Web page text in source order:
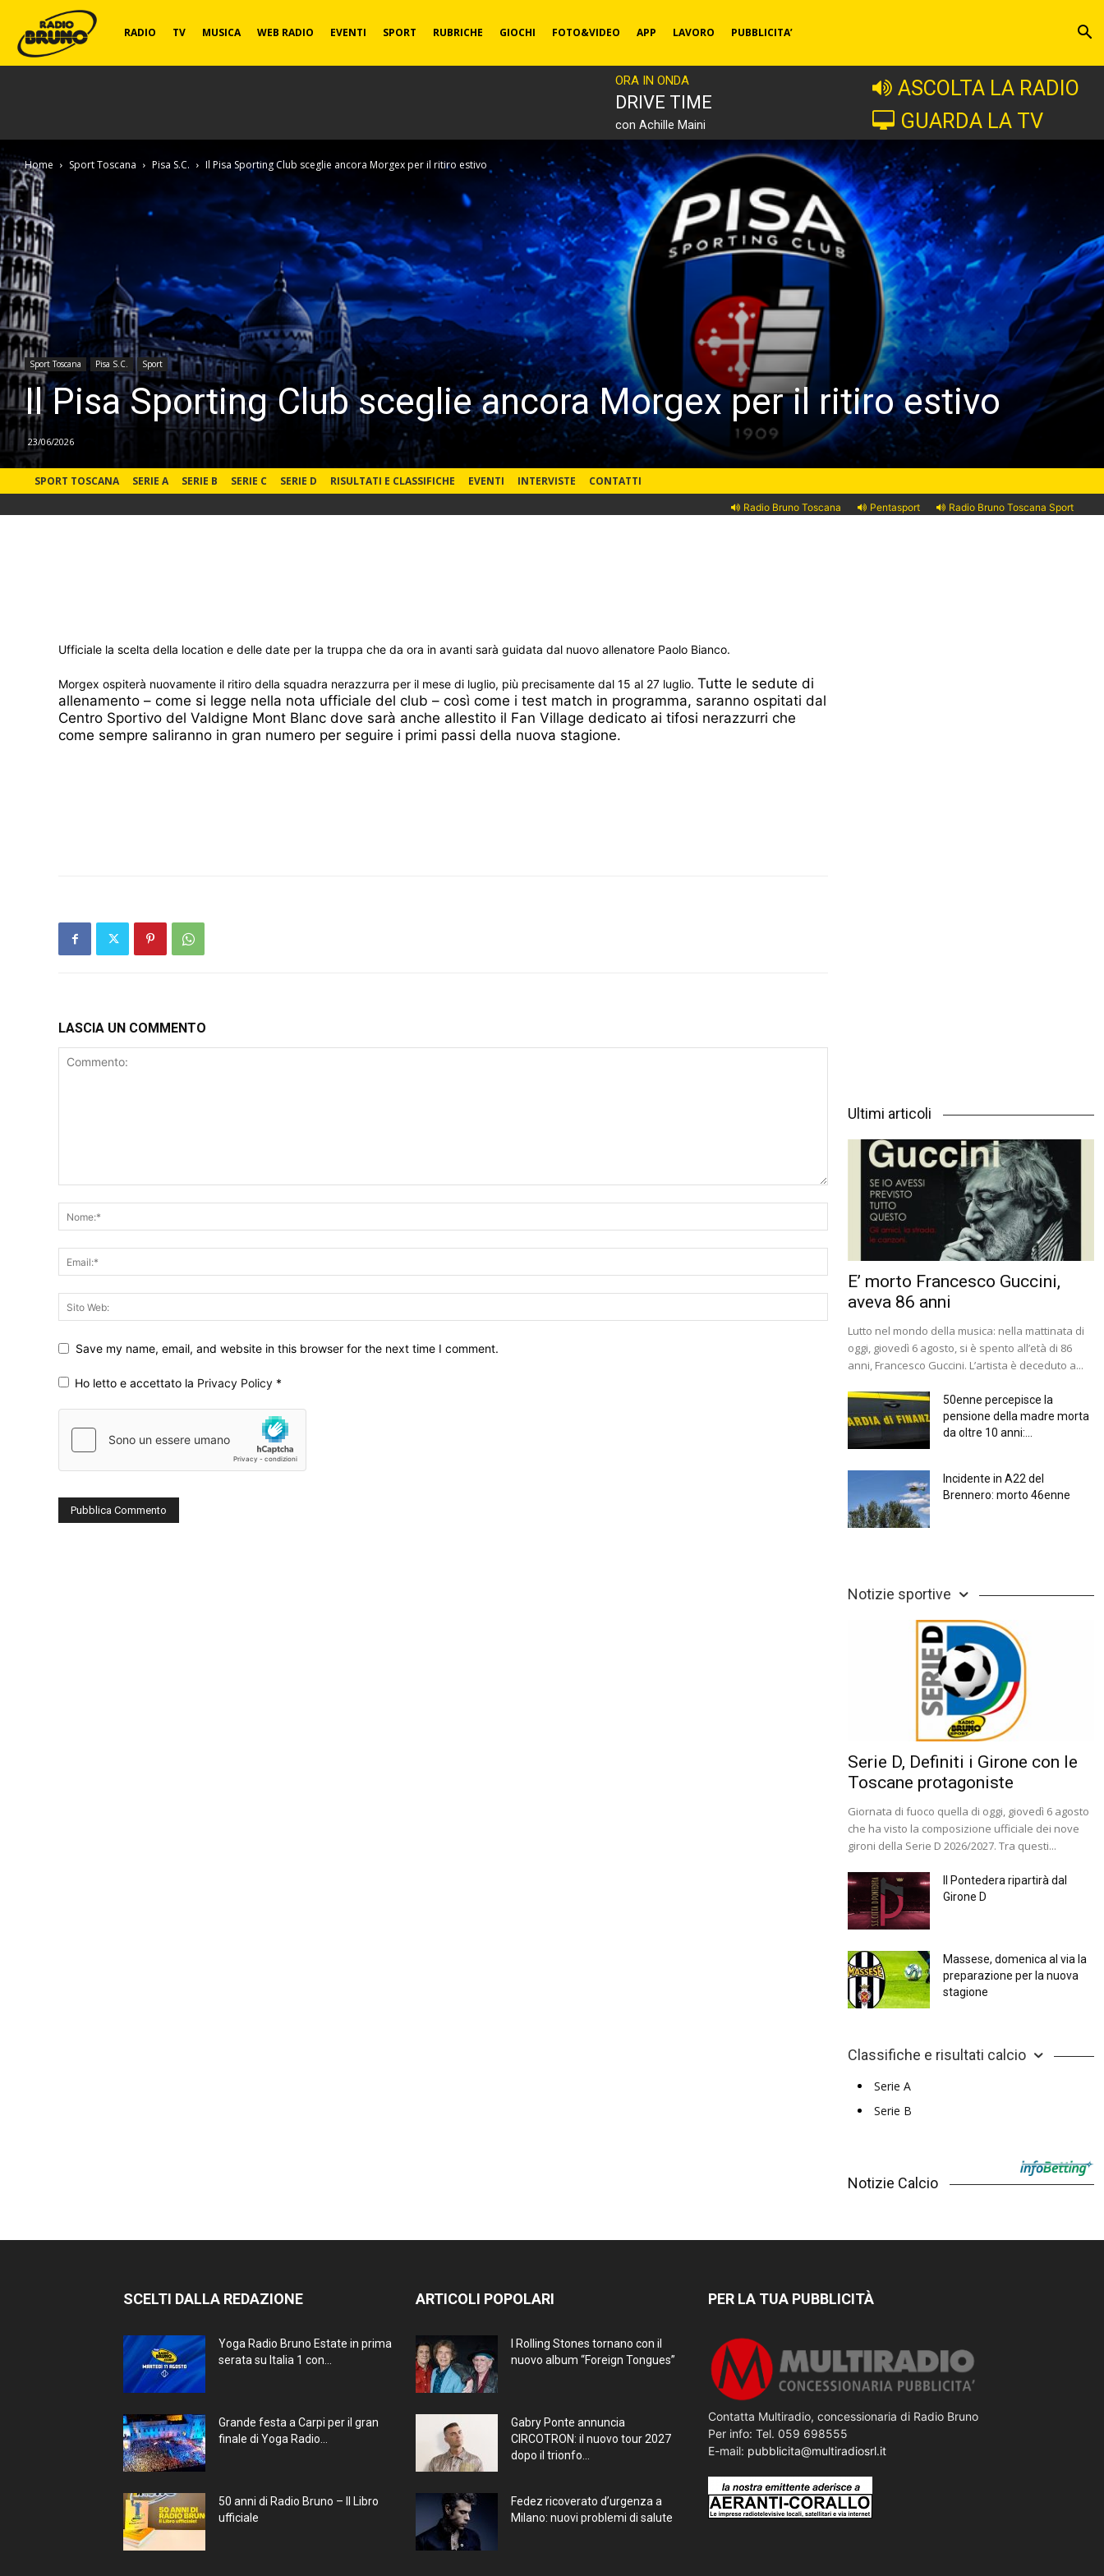
Radio
RADIO TV MUSICA WEB RADIO EVENTI SPORT RUBRICHE GIOCHI FOTO&VIDEO APP LAVORO PUBBLICITA’
ORA IN ONDA
DRIVE TIME
con Achille Maini
ASCOLTA LA RADIO
GUARDA LA TV
Home Sport Toscana Pisa S.C. Il Pisa Sporting Club sceglie ancora Morgex per il ritiro estivo
Sport Toscana Pisa S.C. Sport
Il Pisa Sporting Club sceglie ancora Morgex per il ritiro estivo
23/06/2026
SPORT TOSCANA SERIE A SERIE B SERIE C SERIE D RISULTATI E CLASSIFICHE EVENTI INTERVISTE CONTATTI
Radio Bruno Toscana Pentasport Radio Bruno Toscana Sport
Ufficiale la scelta della location e delle date per la truppa che da ora in avanti sarà guidata dal nuovo allenatore Paolo Bianco.
Morgex ospiterà nuovamente il ritiro della squadra nerazzurra per il mese di luglio, più precisamente dal 15 al 27 luglio. Tutte le sedute di
allenamento – come si legge nella nota ufficiale del club – così come i test match in programma, saranno ospitati dal
Centro Sportivo del Valdigne Mont Blanc dove sarà anche allestito il Fan Village dedicato ai tifosi nerazzurri che
come sempre saliranno in gran numero per seguire i primi passi della nuova stagione.
LASCIA UN COMMENTO
Save my name, email, and website in this browser for the next time I comment.
Ho letto e accettato la Privacy Policy *
Ultimi articoli
E’ morto Francesco Guccini,
aveva 86 anni
Lutto nel mondo della musica: nella mattinata di
oggi, giovedì 6 agosto, si è spento all’età di 86
anni, Francesco Guccini. L’artista è deceduto a...
50enne percepisce la
pensione della madre morta
da oltre 10 anni:...
Incidente in A22 del
Brennero: morto 46enne
Notizie sportive
Serie D, Definiti i Girone con le
Toscane protagoniste
Giornata di fuoco quella di oggi, giovedì 6 agosto
che ha visto la composizione ufficiale dei nove
gironi della Serie D 2026/2027. Tra questi...
Il Pontedera ripartirà dal
Girone D
Massese, domenica al via la
preparazione per la nuova
stagione
Classifiche e risultati calcio
Serie A
Serie B
Notizie Calcio
SCELTI DALLA REDAZIONE
Yoga Radio Bruno Estate in prima
serata su Italia 1 con...
Grande festa a Carpi per il gran
finale di Yoga Radio...
50 anni di Radio Bruno – Il Libro
ufficiale
ARTICOLI POPOLARI
I Rolling Stones tornano con il
nuovo album “Foreign Tongues”
Gabry Ponte annuncia
CIRCOTRON: il nuovo tour 2027
dopo il trionfo...
Fedez ricoverato d’urgenza a
Milano: nuovi problemi di salute
PER LA TUA PUBBLICITÀ
Contatta Multiradio, concessionaria di Radio Bruno
Per info: Tel. 059 698555
E-mail: pubblicita@multiradiosrl.it